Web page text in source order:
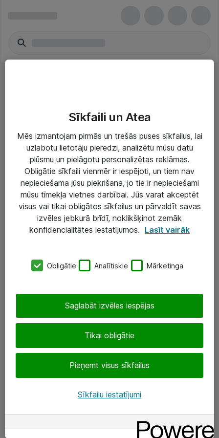
Risinājumi & Pakalpojumi
IT serviss un atbalsts
IT infrastruktūra
Darba vietu IT risinājumi
SIA „ATEA”
+(371) 67 81 90 50
eShop@atea.lv
Sekojiet mums
Sīkfaili un Atea
Mēs izmantojam pirmās un trešās puses sīkfailus, lai
uzlabotu lietotāju pieredzi, analizētu mūsu datu
plūsmu un pielāgotu personalizētas reklāmas.
Obligātie sīkfaili vienmēr ir iespējoti, un tiem nav
nepieciešama jūsu piekrišana, jo tie ir nepieciešami
mūsu tīmekļa vietnes darbībai. Jūs varat akceptēt
visus vai tikai obligātos sīkfailus un pārvaldīt savas
izvēles jebkurā brīdī, noklikšķinot zemāk
konfidencialitātes iestatījumos. Lasīt vairāk
Obligātie Analītiskie Mārketinga
Tikai obligātie
Pieņemt visus sīkfailus
Saglabāt izvēles iespējas
Sīkfailu iestatījumi